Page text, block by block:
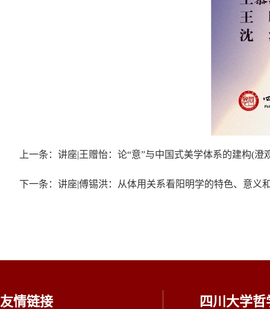
上一条：讲座|王赠怡：论“意”与中国式美学体系的建构(澄
下一条：讲座|傅锡洪：从体用关系看阳明学的特色、意义
友情链接 四川大学哲